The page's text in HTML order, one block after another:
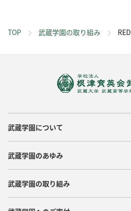
TOP 武蔵学園の取り組み
武蔵学園について
武蔵学園のあゆみ
武蔵学園の取り組み